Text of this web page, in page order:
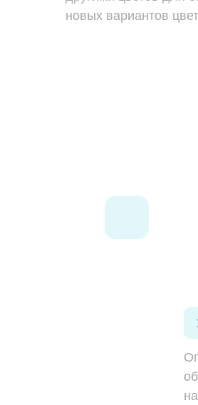
новых вариантов